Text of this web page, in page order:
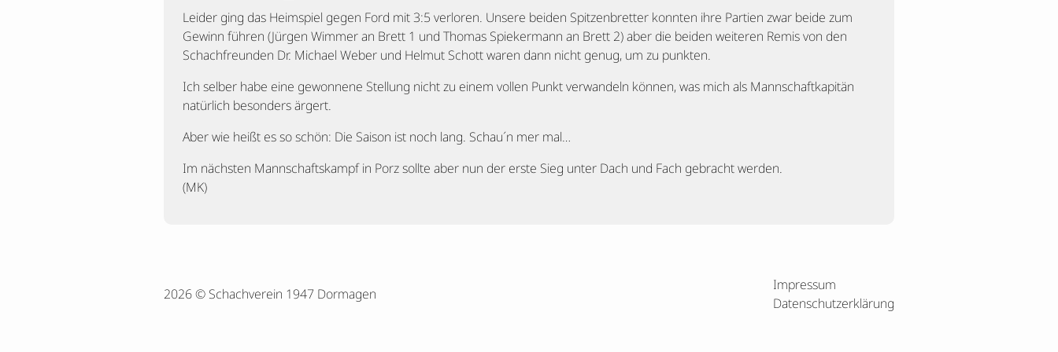
Leider ging das Heimspiel gegen Ford mit 3:5 verloren. Unsere beiden Spitzenbretter konnten ihre Partien zwar beide zum
Gewinn führen (Jürgen Wimmer an Brett 1 und Thomas Spiekermann an Brett 2) aber die beiden weiteren Remis von den
Schachfreunden Dr. Michael Weber und Helmut Schott waren dann nicht genug, um zu punkten.
Ich selber habe eine gewonnene Stellung nicht zu einem vollen Punkt verwandeln können, was mich als Mannschaftkapitän
natürlich besonders ärgert.
Aber wie heißt es so schön: Die Saison ist noch lang. Schau´n mer mal…
Im nächsten Mannschaftskampf in Porz sollte aber nun der erste Sieg unter Dach und Fach gebracht werden.
(MK)
2026 © Schachverein 1947 Dormagen
Impressum
Datenschutzerklärung